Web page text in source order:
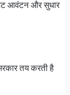
आवंटन और सुधार
तय करती है